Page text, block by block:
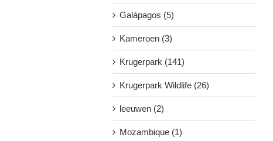
Galápagos (5)
Kameroen (3)
Krugerpark (141)
Krugerpark Wildlife (26)
leeuwen (2)
Mozambique (1)